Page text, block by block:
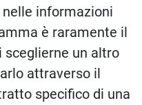
informazioni
è raramente il
sceglierne un altro
attraverso il
specifico di una